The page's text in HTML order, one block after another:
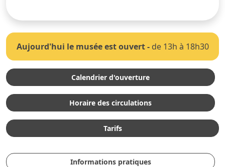
Aujourd'hui le musée est ouvert- de 13h à 18h30
Calendrier d'ouverture
Horaire des circulations
Tarifs
Informations pratiques